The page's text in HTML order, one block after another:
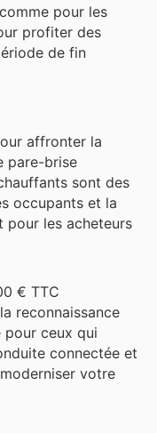
pour les
profiter des
de fin
affronter la
pare-brise
sont des
occupants et la
pour les acheteurs
€ TTC
reconnaissance
pour ceux qui
connectée et
votre